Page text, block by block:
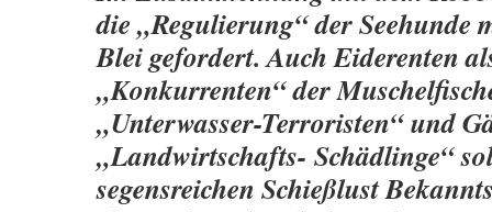
die „Regulierung“ der Seehunde
Blei gefordert. Auch Eiderenten
„Konkurrenten“ der
„Unterwasser-Terroristen“ und
„Landwirtschafts- Schädlinge“
segensreichen Schießlust